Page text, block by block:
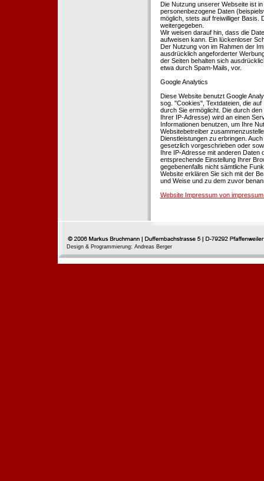
Die Nutzung unserer Webseite ist
personenbezogene Daten
möglich, stets auf freiwilliger Basis.
weitergegeben.
Wir weisen darauf hin, dass die
aufweisen kann. Ein lückenloser
Der Nutzung von im Rahmen der
ausdrücklich angeforderter
der Seiten behalten sich
etwa durch Spam-Mails, vor.
Google Analytics
Diese Website benutzt Google
sog. ''Cookies'', Textdateien, die
durch Sie ermöglicht. Die durch
Ihrer IP-Adresse) wird an einen
Informationen benutzen, um Ihre
Websitebetreiber
Dienstleistungen zu erbringen.
gesetzlich vorgeschrieben oder
Ihre IP-Adresse mit anderen Daten
entsprechende Einstellung Ihrer
gegebenenfalls nicht sämtliche
Website erklären Sie sich mit der
und Weise und zu dem zuvor
Website Impressum von
Design & Programmierung: Andreas Berger